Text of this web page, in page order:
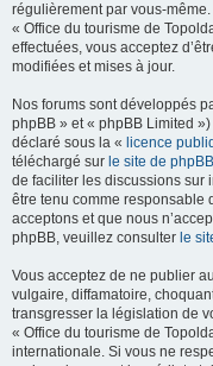
régulièrement par vous-
« Office du tourisme de
effectuées, vous acceptez
modifiées et mises à jour.
Nos forums sont développés
phpBB » et « phpBB Limited
déclaré sous la « licence
téléchargé sur le site de phpBB
de faciliter les discussions sur
être tenu comme responsable
acceptons et que nous
phpBB, veuillez consulter le
Vous acceptez de ne publier
vulgaire, diffamatoire,
transgresser la législation de
« Office du tourisme de
internationale. Si vous ne